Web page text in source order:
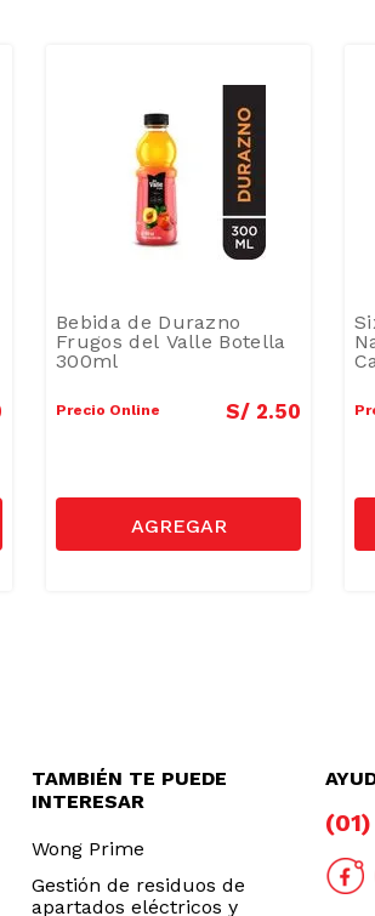
Bebida de Durazno
Frugos del Valle Botella
300ml
Precio Online S/ 2.50
TAMBIÉN TE PUEDE
INTERESAR
Wong Prime
Gestión de residuos de
apartados eléctricos y